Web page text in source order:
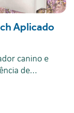
Aplicado
canino e
de...